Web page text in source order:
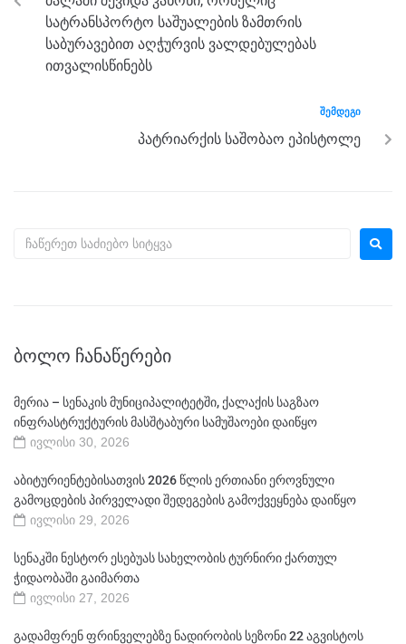
o
k
er
p
სატრანსპორტო საშუალების ზამთრის
საბურავებით აღჭურვის ვალდებულებას
ითვალისწინებს
ᲨᲔᲛᲓᲔᲒᲘ
პატრიარქის საშობაო ეპისტოლე
ᲑᲝᲚᲝ ᲩᲐᲜᲐᲬᲔᲠᲔᲑᲘ
მერია – სენაკის მუნიციპალიტეტში, ქალაქის საგზაო
ინფრასტრუქტურის მასშტაბური სამუშაოები დაიწყო
ივლისი 30, 2026
აბიტურიენტებისათვის 2026 წლის ერთიანი ეროვნული
გამოცდების პირველადი შედეგების გამოქვეყნება დაიწყო
ივლისი 29, 2026
სენაკში ნესტორ ესებუას სახელობის ტურნირი ქართულ
ჭიდაობაში გაიმართა
ივლისი 27, 2026
გადამფრენ ფრინველებზე ნადირობის სეზონი 22 აგვისტოს